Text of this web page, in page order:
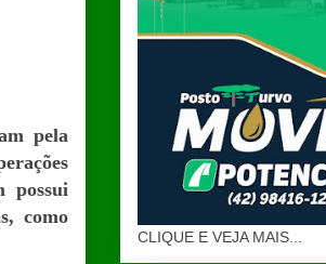
pela
possui
como
CLIQUE E VEJA MAIS...